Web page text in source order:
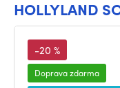
HOLLYLAND
-20 %
Doprava zdarma